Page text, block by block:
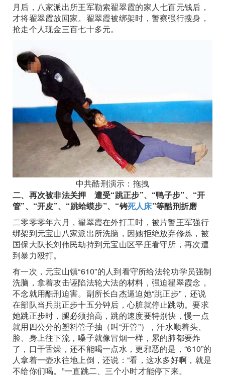
月后，八家派出所王军勒索翟翠霞的家人七百元钱后，
才将翟翠霞放回家。翟翠霞被绑架时，警察强行搜身，
抢走个人现金三百七十多元。
中共酷刑演示：拖拽
二、再次被非法关押 遭受“跳正步”、“鸭子步”、“开
管”、“开皮”、“跳蛤蟆步”、“铐死人床”等酷刑折磨
二零零零年六月，翟翠霞在外打工时，被片警王军强行
绑架到元宝山八家派出所洗脑，因她拒绝放弃修炼，被
国保大队长刘伟民劫持到元宝山区平庄看守所，再次遭
到暴力殴打。
有一次，元宝山镇“610”的人到看守所给法轮功学员强制
洗脑，拿着攻击诬陷法轮大法的材料，强迫翟翠霞念，
不念就用酷刑迫害。副所长白杰逼迫她“跳正步”，还说
在部队当兵跳正步十五分钟后，心脏就停止跳动。要求
她跳正步时，腿必须抬高，跳的速度要特别快，慢一点
就用四公分的塑料管子抽（叫“开管”），汗水顺着头、
脸、身上往下流，嗓子就像冒烟一样，累的肺都要炸
了，口干舌燥，还不能喝一点水，更邪恶的是，“610”的
人拿着一壶水往地上倒，还说：“看，这水多好啊，就是
不给你们喝。”一直跳二、三个小时才能停下来。